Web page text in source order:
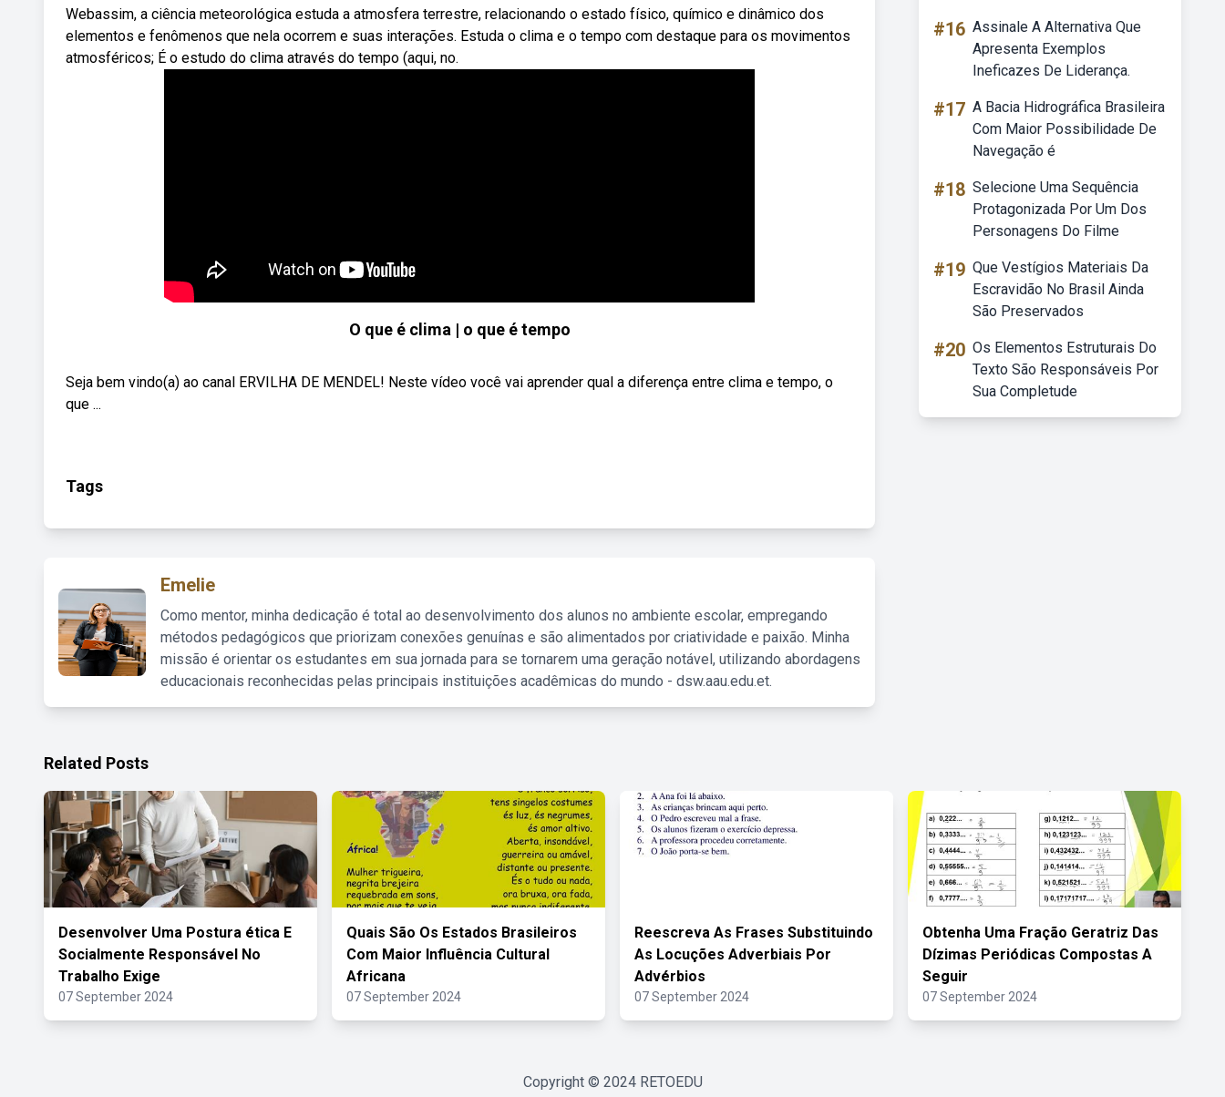
Webassim, a ciência meteorológica estuda a atmosfera terrestre, relacionando o estado físico, químico e dinâmico dos
elementos e fenômenos que nela ocorrem e suas interações. Estuda o clima e o tempo com destaque para os movimentos
atmosféricos; É o estudo do clima através do tempo (aqui, no.
O que é clima | o que é tempo
Seja bem vindo(a) ao canal ERVILHA DE MENDEL! Neste vídeo você vai aprender qual a diferença entre clima e tempo, o
que ...
Tags
Emelie
Como mentor, minha dedicação é total ao desenvolvimento dos alunos no ambiente escolar, empregando
métodos pedagógicos que priorizam conexões genuínas e são alimentados por criatividade e paixão. Minha
missão é orientar os estudantes em sua jornada para se tornarem uma geração notável, utilizando abordagens
educacionais reconhecidas pelas principais instituições acadêmicas do mundo - dsw.aau.edu.et.
#16 Assinale A Alternativa Que
Apresenta Exemplos
Ineficazes De Liderança.
#17 A Bacia Hidrográfica Brasileira
Com Maior Possibilidade De
Navegação é
#18 Selecione Uma Sequência
Protagonizada Por Um Dos
Personagens Do Filme
#19 Que Vestígios Materiais Da
Escravidão No Brasil Ainda
São Preservados
#20 Os Elementos Estruturais Do
Texto São Responsáveis Por
Sua Completude
Related Posts
Desenvolver Uma Postura ética E
Socialmente Responsável No
Trabalho Exige
07 September 2024
Quais São Os Estados Brasileiros
Com Maior Influência Cultural
Africana
07 September 2024
Reescreva As Frases Substituindo
As Locuções Adverbiais Por
Advérbios
07 September 2024
Obtenha Uma Fração Geratriz Das
Dízimas Periódicas Compostas A
Seguir
07 September 2024
Copyright © 2024 RETOEDU